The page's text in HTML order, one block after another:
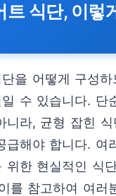
트 식단, 이렇
을 어떻게 구성
수 있습니다. 단
니라, 균형 잡힌 식
급해야 합니다. 여
위한 현실적인 식
를 참고하여 여러